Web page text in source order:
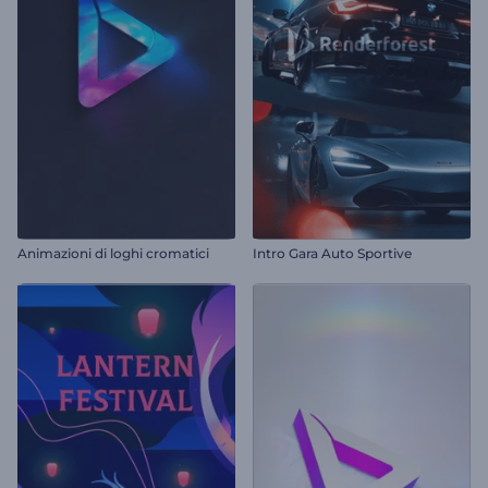
Animazioni di loghi cromatici Intro Gara Auto Sportive